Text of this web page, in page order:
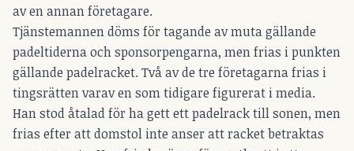
av en annan företagare.
Tjänstemannen döms för tagande av muta gällande
padeltiderna och sponsorpengarna, men frias i punkten
gällande padelracket. Två av de tre företagarna frias i
tingsrätten varav en som tidigare figurerat i media.
Han stod åtalad för ha gett ett padelrack till sonen, men
frias efter att domstol inte anser att racket betraktas